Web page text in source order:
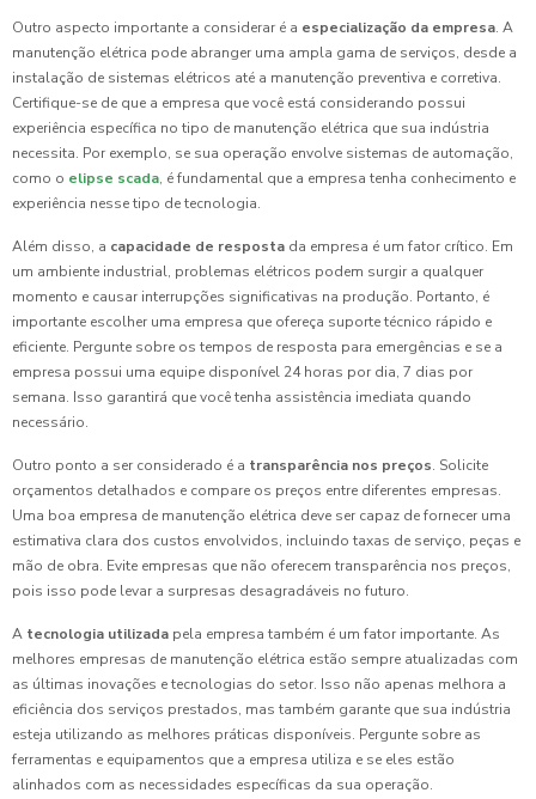
Outro aspecto importante a considerar é a especialização da empresa. A
manutenção elétrica pode abranger uma ampla gama de serviços, desde a
instalação de sistemas elétricos até a manutenção preventiva e corretiva.
Certifique-se de que a empresa que você está considerando possui
experiência específica no tipo de manutenção elétrica que sua indústria
necessita. Por exemplo, se sua operação envolve sistemas de automação,
como o elipse scada, é fundamental que a empresa tenha conhecimento e
experiência nesse tipo de tecnologia.
Além disso, a capacidade de resposta da empresa é um fator crítico. Em
um ambiente industrial, problemas elétricos podem surgir a qualquer
momento e causar interrupções significativas na produção. Portanto, é
importante escolher uma empresa que ofereça suporte técnico rápido e
eficiente. Pergunte sobre os tempos de resposta para emergências e se a
empresa possui uma equipe disponível 24 horas por dia, 7 dias por
semana. Isso garantirá que você tenha assistência imediata quando
necessário.
Outro ponto a ser considerado é a transparência nos preços. Solicite
orçamentos detalhados e compare os preços entre diferentes empresas.
Uma boa empresa de manutenção elétrica deve ser capaz de fornecer uma
estimativa clara dos custos envolvidos, incluindo taxas de serviço, peças e
mão de obra. Evite empresas que não oferecem transparência nos preços,
pois isso pode levar a surpresas desagradáveis no futuro.
A tecnologia utilizada pela empresa também é um fator importante. As
melhores empresas de manutenção elétrica estão sempre atualizadas com
as últimas inovações e tecnologias do setor. Isso não apenas melhora a
eficiência dos serviços prestados, mas também garante que sua indústria
esteja utilizando as melhores práticas disponíveis. Pergunte sobre as
ferramentas e equipamentos que a empresa utiliza e se eles estão
alinhados com as necessidades específicas da sua operação.